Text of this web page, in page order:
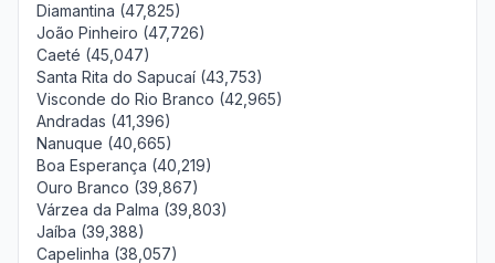
Diamantina (47,825)
João Pinheiro (47,726)
Caeté (45,047)
Santa Rita do Sapucaí (43,753)
Visconde do Rio Branco (42,965)
Andradas (41,396)
Nanuque (40,665)
Boa Esperança (40,219)
Ouro Branco (39,867)
Várzea da Palma (39,803)
Jaíba (39,388)
Capelinha (38,057)